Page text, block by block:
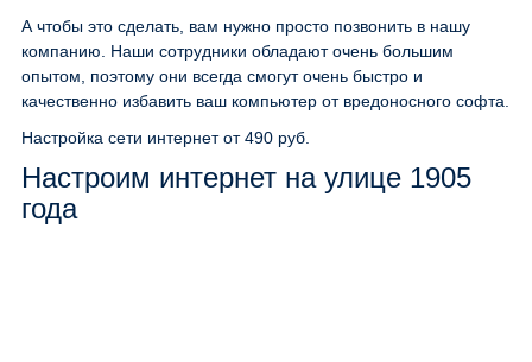
А чтобы это сделать, вам нужно просто позвонить в нашу
компанию. Наши сотрудники обладают очень большим
опытом, поэтому они всегда смогут очень быстро и
качественно избавить ваш компьютер от вредоносного софта.
Настройка сети интернет от 490 руб.
Настроим интернет на улице 1905
года